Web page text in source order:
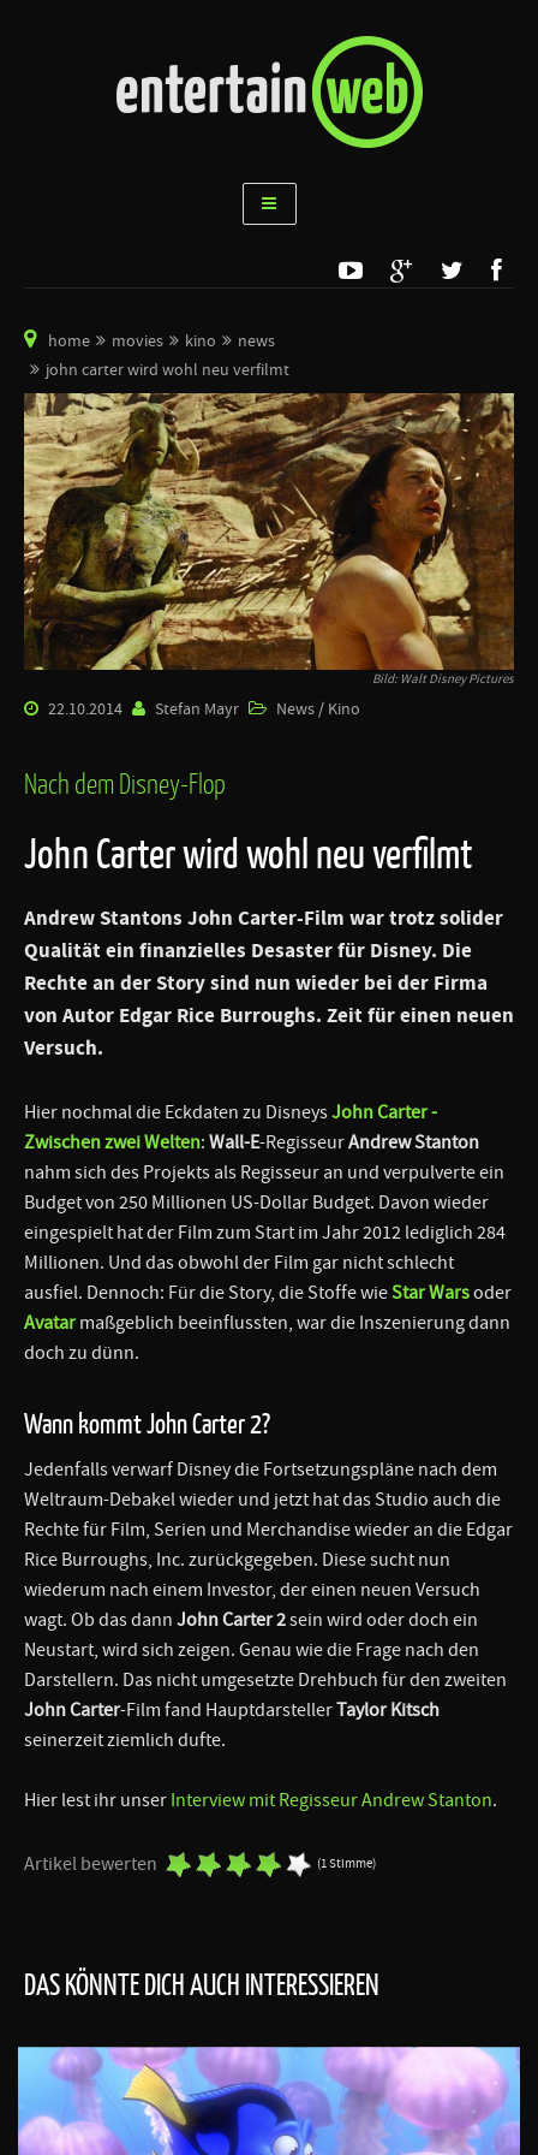
home movies kino
news
john carter wird wohl neu verfilmt
Bild: Walt Disney Pictures
22.10.2014 Stefan Mayr News / Kino
Nach dem Disney-Flop
John Carter wird wohl neu verfilmt
Andrew Stantons John Carter-Film war trotz solider
Qualität ein finanzielles Desaster für Disney. Die
Rechte an der Story sind nun wieder bei der Firma
von Autor Edgar Rice Burroughs. Zeit für einen neuen
Versuch.
Hier nochmal die Eckdaten zu DisneysJohn Carter -
Zwischen zwei Welten: Wall-E-RegisseurAndrew Stanton
nahm sich des Projekts als Regisseur an und verpulverte ein
Budget von 250 Millionen US-Dollar Budget. Davon wieder
eingespielt hat der Film zum Start im Jahr 2012 lediglich 284
Millionen. Und das obwohl der Film gar nicht schlecht
ausfiel. Dennoch: Für die Story, die Stoffe wieStar Warsoder
Avatar maßgeblich beeinflussten, war die Inszenierung dann
doch zu dünn.
Wann kommt John Carter 2?
Jedenfalls verwarf Disney die Fortsetzungspläne nach dem
Weltraum-Debakel wieder und jetzt hat das Studio auch die
Rechte für Film, Serien und Merchandise wieder an die Edgar
Rice Burroughs, Inc. zurückgegeben. Diese sucht nun
wiederum nach einem Investor, der einen neuen Versuch
wagt. Ob das dann John Carter 2sein wird oder doch ein
Neustart, wird sich zeigen. Genau wie die Frage nach den
Darstellern. Das nicht umgesetzte Drehbuch für den zweiten
John Carter-Film fand HauptdarstellerTaylor Kitsch
seinerzeit ziemlich dufte.
Hier lest ihr unser Interview mit Regisseur Andrew Stanton.
Artikel bewerten (1 Stimme)
DAS KÖNNTE DICH AUCH INTERESSIEREN